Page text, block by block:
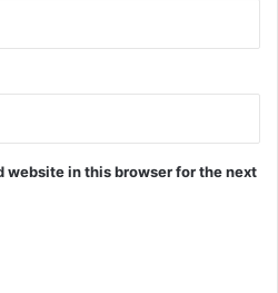
website in this browser for the next